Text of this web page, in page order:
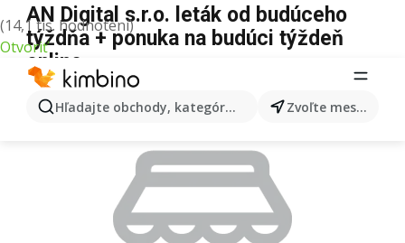
(14,1 tis. hodnotení)
Otvoriť
Hľadajte obchody, kategórie, produkty... Zvoľte mesto
AN Digital s.r.o. leták od budúceho
týždňa + ponuka na budúci týždeň
online